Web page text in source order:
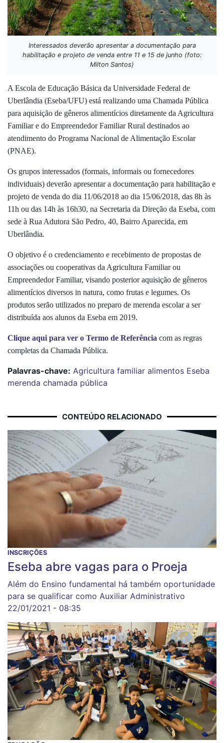
Interessados deverão apresentar a documentação para
habilitação e projeto de venda entre 11 e 15 de junho (foto:
Milton Santos)
A Escola de Educação Básica da Universidade Federal de
Uberlândia (Eseba/UFU) está realizando uma Chamada Pública
para aquisição de gêneros alimentícios diretamente da Agricultura
Familiar e do Empreendedor Familiar Rural destinados ao
atendimento do Programa Nacional de Alimentação Escolar
(PNAE).
Os grupos interessados (formais, informais ou fornecedores
individuais) deverão apresentar a documentação para habilitação e
projeto de venda do dia 11/06/2018 ao dia 15/06/2018, das 8h às
11h ou das 14h às 16h30, na Secretaria da Direção da Eseba, com
sede à Rua Adutora São Pedro, 40, Bairro Aparecida, em
Uberlândia.
O objetivo é o credenciamento e recebimento de propostas de
associações ou cooperativas da Agricultura Familiar ou
Empreendedor Familiar, visando posterior aquisição de gêneros
alimentícios diversos in natura, como frutas e legumes. Os
produtos serão utilizados no preparo de merenda escolar a ser
distribuída aos alunos da Eseba em 2019.
Clique aqui para ver o Termo de Referência com as regras
completas da Chamada Pública.
Palavras-chave: Agricultura familiar alimentos Eseba
merenda chamada pública
CONTEÚDO RELACIONADO
INSCRIÇÕES
Eseba abre vagas para o Proeja
Além do Ensino fundamental há também oportunidade
para se qualificar como Auxiliar Administrativo
22/01/2021 - 08:35